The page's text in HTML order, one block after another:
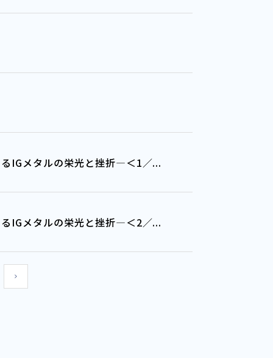
IGメタルの栄光と挫折―＜1／...
IGメタルの栄光と挫折―＜2／...